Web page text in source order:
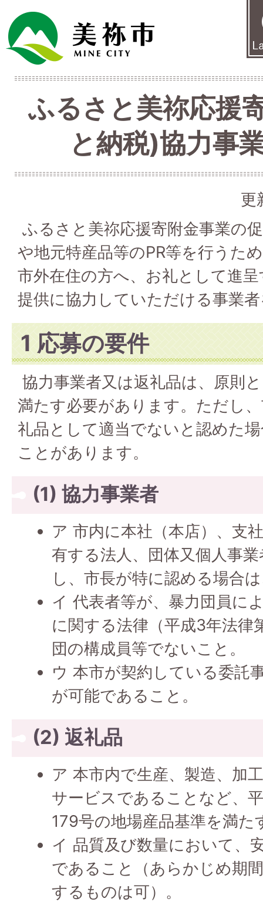
ふるさと美祢応援
と納税)協力事
更
ふるさと美祢応援寄附金事業の
や地元特産品等のPR等を行うた
市外在住の方へ、お礼として進
提供に協力していただける事業
1 応募の要件
協力事業者又は返礼品は、原則
満たす必要があります。ただし
礼品として適当でないと認めた
ことがあります。
(1) 協力事業者
ア 市内に本社（本店）、支
有する法人、団体又個人事
し、市長が特に認める場合
イ 代表者等が、暴力団員に
に関する法律（平成3年法律
団の構成員等でないこと。
ウ 本市が契約している委託
が可能であること。
(2) 返礼品
ア 本市内で生産、製造、加
サービスであることなど、
179号の地場産品基準を満
イ 品質及び数量において、
であること（あらかじめ期
するものは可）。